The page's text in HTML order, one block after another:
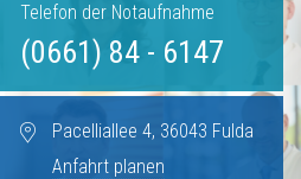
Telefon der Notaufnahme
(0661) 84 - 6147
Pacelliallee 4, 36043 Fulda
Anfahrt planen